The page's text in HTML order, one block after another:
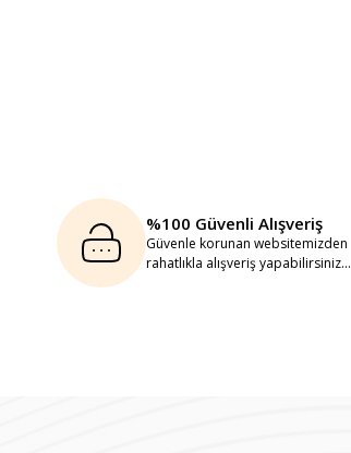
%100 Güvenli Alışveriş
Güvenle korunan websitemizden
rahatlıkla alışveriş yapabilirsiniz...